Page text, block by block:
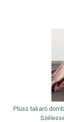
Plüss takaró